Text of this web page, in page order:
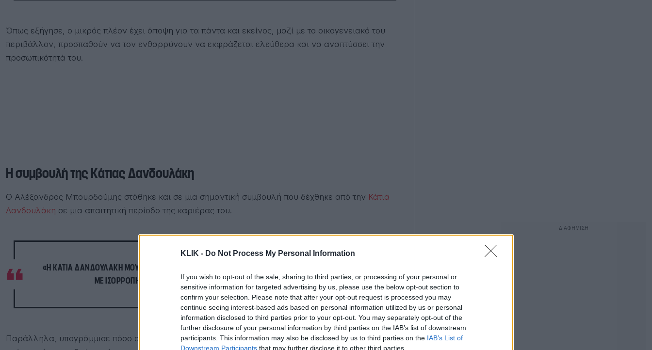
KLIK - Do Not Process My Personal Information
If you wish to opt-out of the sale, sharing to third parties, or processing of your personal or
sensitive information for targeted advertising by us, please use the below opt-out section to
confirm your selection. Please note that after your opt-out request is processed you may
continue seeing interest-based ads based on personal information utilized by us or personal
information disclosed to third parties prior to your opt-out. You may separately opt-out of the
further disclosure of your personal information by third parties on the IAB’s list of downstream
participants. This information may also be disclosed by us to third parties on the IAB’s List of
Downstream Participants that may further disclose it to other third parties.
Όπως εξήγησε, ο μικρός πλέον έχει άποψη για τα πάντα και εκείνος, μαζί με το οικογενειακό του
περιβάλλον, προσπαθούν να τον ενθαρρύνουν να εκφράζεται ελεύθερα και να αναπτύσσει την
προσωπικότητά του.
Η συμβουλή της Κάτιας Δανδουλάκη
Ο Αλέξανδρος Μπουρδούμης στάθηκε και σε μια σημαντική συμβουλή που δέχθηκε από την Κάτια
Δανδουλάκη σε μια απαιτητική περίοδο της καριέρας του.
«Η ΚΆΤΙΑ ΔΑΝΔΟΥΛΆΚΗ ΜΟΥ ΈΛΕΓΕ ΌΤΙ ΦΈΤΟΣ ΕΊΝΑΙ ΜΙΑ ΣΕΖΌΝ ΚΑΙ ΤΟΥ ΧΡΌΝΟΥ ΘΑ ΕΊΝΑΙ ΆΛΛΗ.
ΜΕ ΙΣΟΡΡΌΠΗΣΕ ΚΆΠΩΣ ΑΥΤΌ ΌΤΑΝ ΠΉΓΑ ΝΑ ΒΓΩ ΕΚΤΌΣ ΠΟΡΕΊΑΣ».
Παράλληλα, υπογράμμισε πόσο σημαντικό είναι οι κοντινοί άνθρωποι να εκφράζουν τη γνώμη τους,